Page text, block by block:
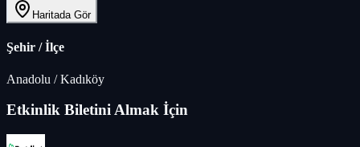
Haritada Gör
Şehir / İlçe
Anadolu /Kadıköy
Etkinlik Biletini Almak İçin